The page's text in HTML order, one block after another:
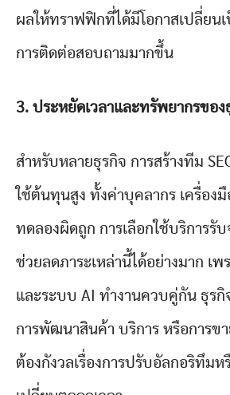
ผลให้ทราฟฟิกที่ได้มีโอกาสเปลี่ยน
การติดต่อสอบถามมากขึ้น
3. ประหยัดเวลาและทรัพยากรของ
สำหรับหลายธุรกิจ การสร้างทีม
ใช้ต้นทุนสูง ทั้งค่าบุคลากร เครื่องมื
ทดลองผิดถูก การเลือกใช้บริการรับ
ช่วยลดภาระเหล่านี้ได้อย่างมาก เ
และระบบ AI ทำงานควบคู่กัน ธุรกิ
การพัฒนาสินค้า บริการ หรือการขา
ต้องกังวลเรื่องการปรับอัลกอริทึมห